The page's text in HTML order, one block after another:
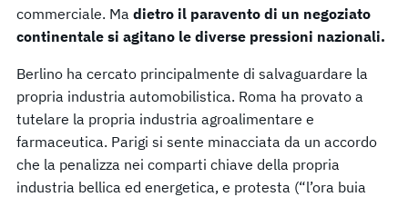
commerciale. Ma dietro il paravento di un negoziato
continentale si agitano le diverse pressioni nazionali.
Berlino ha cercato principalmente di salvaguardare la
propria industria automobilistica. Roma ha provato a
tutelare la propria industria agroalimentare e
farmaceutica. Parigi si sente minacciata da un accordo
che la penalizza nei comparti chiave della propria
industria bellica ed energetica, e protesta (“l’ora buia